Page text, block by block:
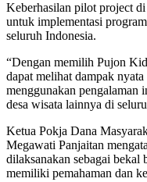
Keberhasilan pilot project
untuk implementasi
seluruh Indonesia.
“Dengan memilih Pujon
dapat melihat dampak
menggunakan pengalaman
desa wisata lainnya di
Ketua Pokja Dana
Megawati Panjaitan
dilaksanakan sebagai bekal
memiliki pemahaman dan